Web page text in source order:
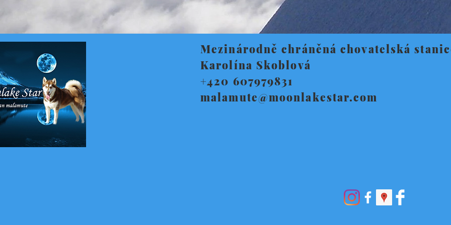
Mezinárodně chráněná chovatelská
Karolína Skoblová
+420 607979831
malamute@moonlakestar.com